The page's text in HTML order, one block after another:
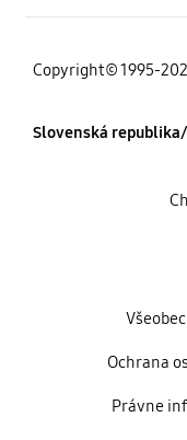
Copyright© 1995-
Slovenská
Ochrana
Právne